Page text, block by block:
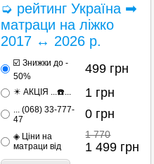
➭ рейтинг Україна ➡
матраци на ліжко
2017 ↔ 2026 р.
☑️ Знижки до -
50%
499 грн
✴️ АКЦІЯ ...☎️... 1 грн
... (068) 33-777-
47
0 грн
◈ Ціни на
матраци від
1 770
1 499 грн